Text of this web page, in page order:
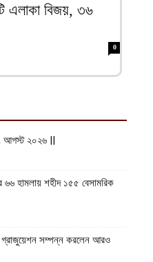
এলাকা বিজয়, ৩৬
0
আগস্ট ২০২৬ ||
৬৬ হামলায় শহীদ ১৫৫ বেসামরিক
গ্রাজুয়েশন সম্পন্ন করলেন আরও